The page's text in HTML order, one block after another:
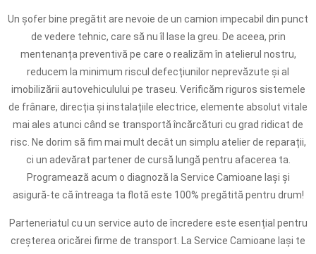
Un șofer bine pregătit are nevoie de un camion impecabil din punct
de vedere tehnic, care să nu îl lase la greu. De aceea, prin
mentenanța preventivă pe care o realizăm în atelierul nostru,
reducem la minimum riscul defecțiunilor neprevăzute și al
imobilizării autovehiculului pe traseu. Verificăm riguros sistemele
de frânare, direcția și instalațiile electrice, elemente absolut vitale
mai ales atunci când se transportă încărcături cu grad ridicat de
risc. Ne dorim să fim mai mult decât un simplu atelier de reparații,
ci un adevărat partener de cursă lungă pentru afacerea ta.
Programează acum o diagnoză la Service Camioane Iași și
asigură-te că întreaga ta flotă este 100% pregătită pentru drum!
Parteneriatul cu un service auto de încredere este esențial pentru
creșterea oricărei firme de transport. La Service Camioane Iași te